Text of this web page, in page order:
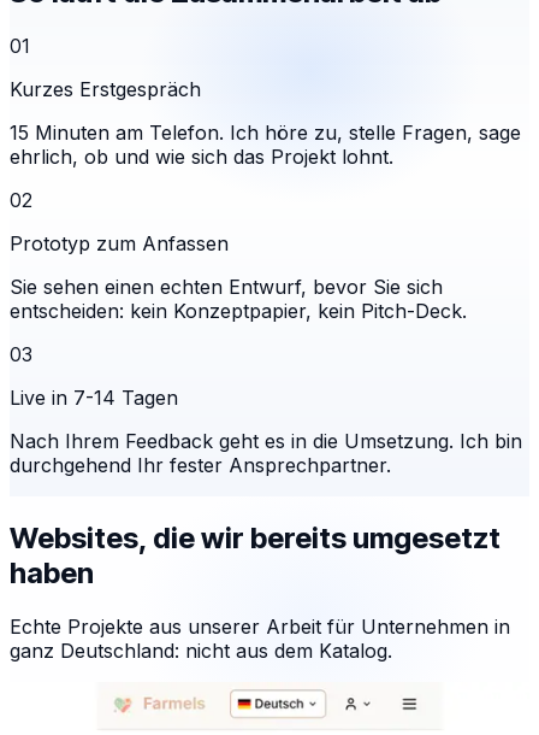
01
Kurzes Erstgespräch
15 Minuten am Telefon. Ich höre zu, stelle Fragen, sage
ehrlich, ob und wie sich das Projekt lohnt.
02
Prototyp zum Anfassen
Sie sehen einen echten Entwurf, bevor Sie sich
entscheiden: kein Konzeptpapier, kein Pitch-Deck.
03
Live in 7-14 Tagen
Nach Ihrem Feedback geht es in die Umsetzung. Ich bin
durchgehend Ihr fester Ansprechpartner.
Websites, die wir bereits umgesetzt
haben
Echte Projekte aus unserer Arbeit für Unternehmen in
ganz Deutschland: nicht aus dem Katalog.